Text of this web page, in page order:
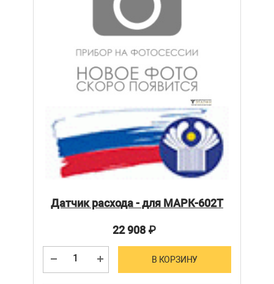
Датчик расхода - для МАРК-602Т
22 908₽
В КОРЗИНУ